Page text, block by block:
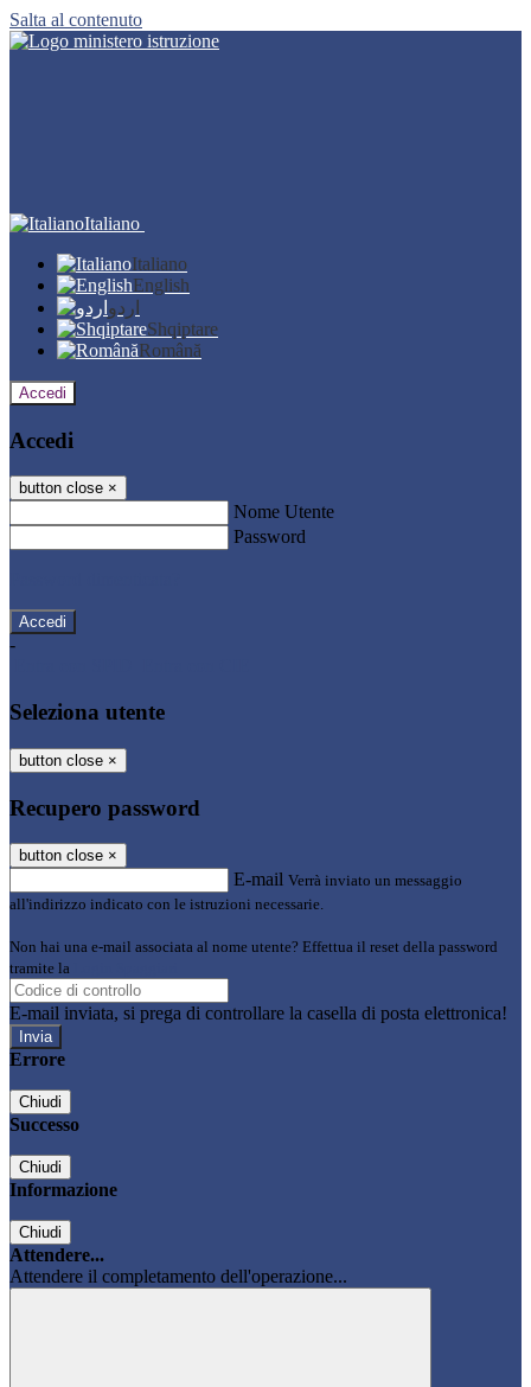
Salta al contenuto
Italiano
Italiano
English
اردو
Shqiptare
Română
Accedi
Accedi
button close ×
Nome Utente
Password
-
Seleziona utente
button close ×
Recupero password
button close ×
E-mail Verrà inviato un messaggio
all'indirizzo indicato con le istruzioni necessarie.
Non hai una e-mail associata al nome utente? Effettua il reset della password
tramite la
E-mail inviata, si prega di controllare la casella di posta elettronica!
Errore
Chiudi
Successo
Chiudi
Informazione
Chiudi
Attendere...
Attendere il completamento dell'operazione...